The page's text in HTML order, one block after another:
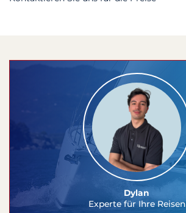
Dylan
Experte für Ihre Reisen